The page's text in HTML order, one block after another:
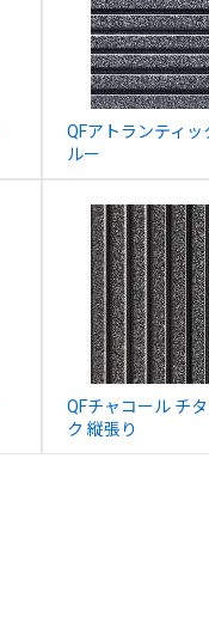
QFアトランティッ
ルー
QFチャコール チ
ク 縦張り